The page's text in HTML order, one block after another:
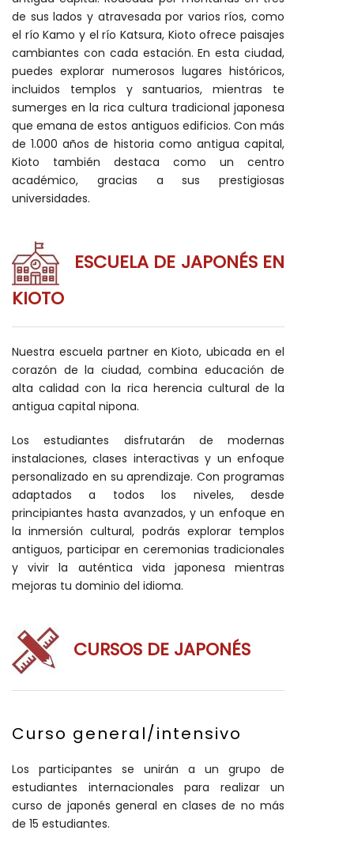
de sus lados y atravesada por varios ríos, como
el río Kamo y el río Katsura, Kioto ofrece paisajes
cambiantes con cada estación. En esta ciudad,
puedes explorar numerosos lugares históricos,
incluidos templos y santuarios, mientras te
sumerges en la rica cultura tradicional japonesa
que emana de estos antiguos edificios. Con más
de 1.000 años de historia como antigua capital,
Kioto también destaca como un centro
académico, gracias a sus prestigiosas
universidades.
ESCUELA DE JAPONÉS EN
KIOTO
Nuestra escuela partner en Kioto, ubicada en el
corazón de la ciudad, combina educación de
alta calidad con la rica herencia cultural de la
antigua capital nipona.
Los estudiantes disfrutarán de modernas
instalaciones, clases interactivas y un enfoque
personalizado en su aprendizaje. Con programas
adaptados a todos los niveles, desde
principiantes hasta avanzados, y un enfoque en
la inmersión cultural, podrás explorar templos
antiguos, participar en ceremonias tradicionales
y vivir la auténtica vida japonesa mientras
mejoras tu dominio del idioma.
CURSOS DE JAPONÉS
Curso general/intensivo
Los participantes se unirán a un grupo de
estudiantes internacionales para realizar un
curso de japonés general en clases de no más
de 15 estudiantes.